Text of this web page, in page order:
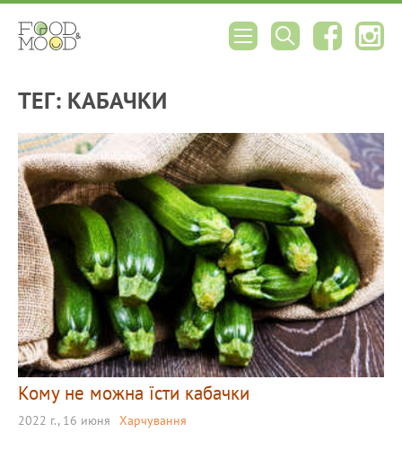
ТЕГ: КАБАЧКИ
Кому не можна їсти кабачки
2022 г., 16 июня Харчування